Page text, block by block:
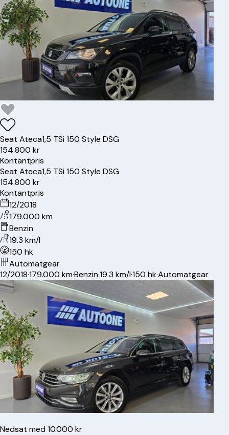
Seat Ateca1,5 TSi 150 Style DSG
154.800 kr
Kontantpris
Seat Ateca1,5 TSi 150 Style DSG
154.800 kr
Kontantpris
12/2018
179.000 km
Benzin
19.3 km/l
150 hk
Automatgear
12/2018·179.000 km·Benzin·19.3 km/l·150 hk·Automatgear
Nedsat med 10.000 kr